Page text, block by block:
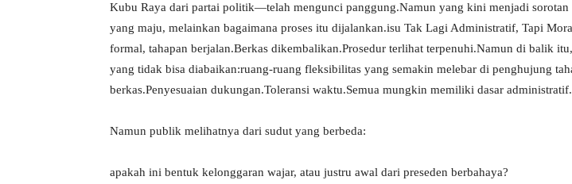
Kubu Raya dari partai politik—telah mengunci panggung.Namun yang kini menjadi sorotan
yang maju, melainkan bagaimana proses itu dijalankan.isu Tak Lagi Administratif, Tapi
formal, tahapan berjalan.Berkas dikembalikan.Prosedur terlihat terpenuhi.Namun di balik
yang tidak bisa diabaikan:ruang-ruang fleksibilitas yang semakin melebar di penghujung
berkas.Penyesuaian dukungan.Toleransi waktu.Semua mungkin memiliki dasar administratif.
Namun publik melihatnya dari sudut yang berbeda:
apakah ini bentuk kelonggaran wajar, atau justru awal dari preseden berbahaya?